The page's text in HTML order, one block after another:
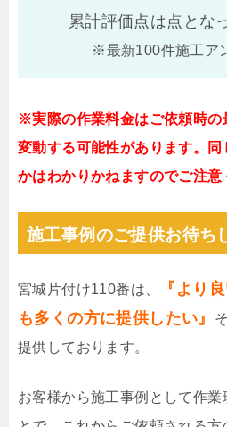
累計評価点は点とな
※最新100件施工ア
※実際の作業料金はご依頼時の
変動する可能性があります。同
かはわかりかねますのでご注意
施工事例のご提供お待ち
宮城片付け110番は、
『より
も多くの方に提供したい』
提供しております。
お客様から施工事例として作業